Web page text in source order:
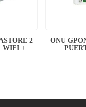
2
WIFI +
ONU